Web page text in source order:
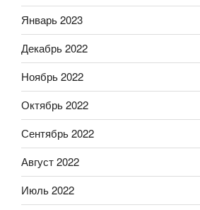
Январь 2023
Декабрь 2022
Ноябрь 2022
Октябрь 2022
Сентябрь 2022
Август 2022
Июль 2022